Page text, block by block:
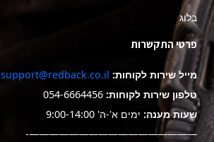
בלוג
פרטי התקשרות
מייל שירות לקוחות: support@redback.co.il
טלפון שירות לקוחות: 054-6664456
שעות מענה: ימים א'-ה' 9:00-14:00
—————————————————-